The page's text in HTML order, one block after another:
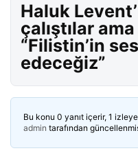
Haluk
çalıştılar
“Filistin’in
edeceğiz”
Bu konu 0 yanıt içerir, 1
admin tarafından